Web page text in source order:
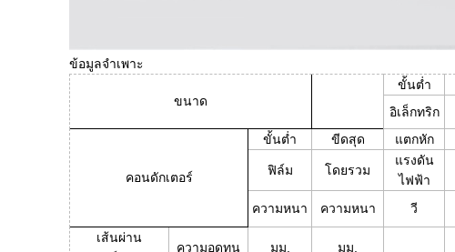
ข้อมูลจำเพาะ
ขนาด
ขั้นต่ำ
อิเล็กทริก
คอนดักเตอร์
ขั้นต่ำ ขีดสุด แตกหัก
ฟิล์ม โดยรวม
แรงดัน
ไฟฟ้า
ความหนา ความหนา วี
เส้นผ่าน
ความอดทน มม. มม.